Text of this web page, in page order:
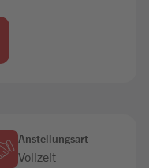
Anstellungsart
Vollzeit